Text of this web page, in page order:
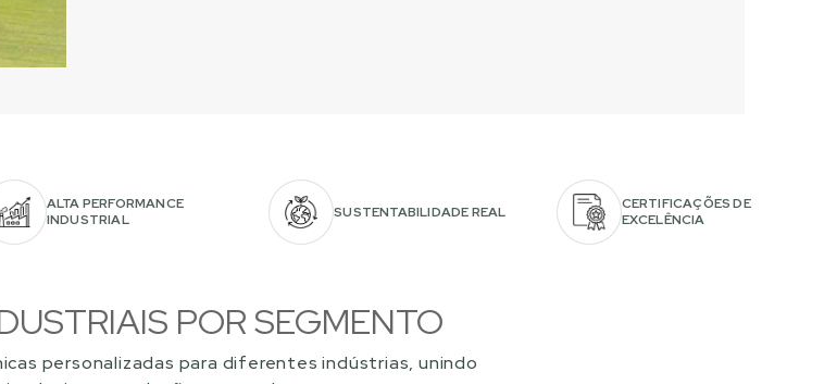
ALTA PERFORMANCE
INDUSTRIAL
SUSTENTABILIDADE REAL
CERTIFICAÇÕES DE
EXCELÊNCIA
POR SEGMENTO
personalizadas para diferentes indústrias, unindo